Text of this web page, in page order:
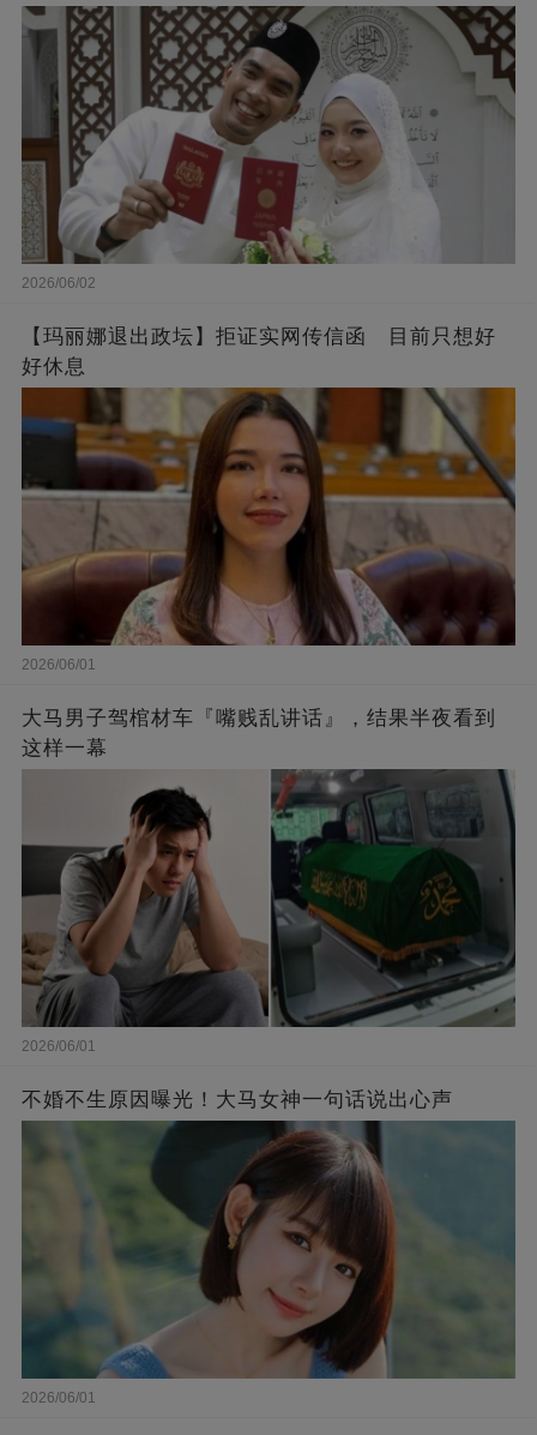
2026/06/02
【玛丽娜退出政坛】拒证实网传信函 目前只想好
好休息
2026/06/01
大马男子驾棺材车『嘴贱乱讲话』，结果半夜看到
这样一幕
2026/06/01
不婚不生原因曝光！大马女神一句话说出心声
2026/06/01